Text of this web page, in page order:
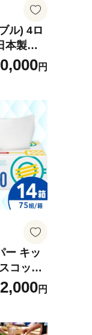
ル) 4ロ
本製紙
ットペー
ク 新生
用品
ダブル
トイレ
円
ー キッ
コッテ
ンタオ
収力 破
たおる
円